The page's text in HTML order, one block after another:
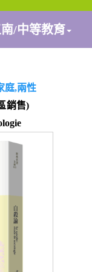
/中等教育
庭,兩性
銷售)